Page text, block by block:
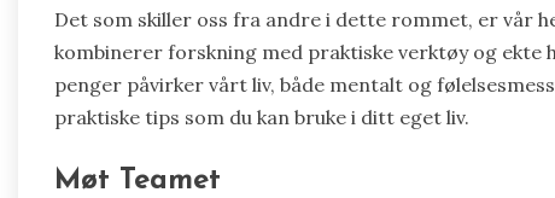
Det som skiller oss fra andre i dette rommet, er vår
kombinerer forskning med praktiske verktøy og
penger påvirker vårt liv, både mentalt og
praktiske tips som du kan bruke i ditt eget liv.
Møt Teamet